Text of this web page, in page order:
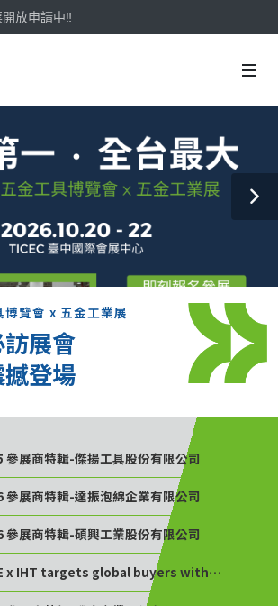
放申請中‼️
灣五金展TiTE x IHT，2026/10/20-22與您在臺
覽會 x 五金工業展
展會
登場
參展商特輯-傑揚工具股份有限公司
參展商特輯-達振泡綿企業有限公司
參展商特輯-碩興工業股份有限公司
x IHT targets global buyers with
Sourcing Week